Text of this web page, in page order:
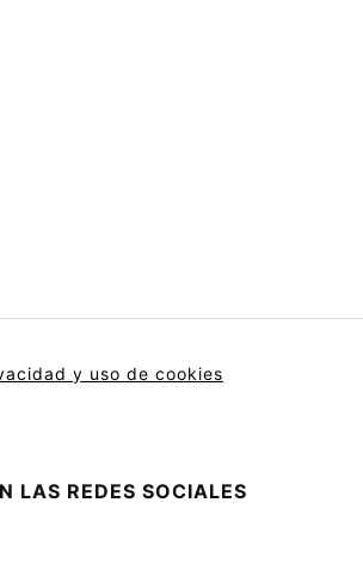
y uso de cookies
LAS REDES SOCIALES